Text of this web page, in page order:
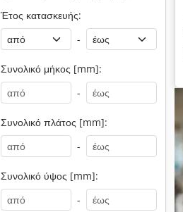
Έτος κατασκευής:
-
Συνολικό μήκος [mm]:
-
Συνολικό πλάτος [mm]:
-
Συνολικό ύψος [mm]:
-